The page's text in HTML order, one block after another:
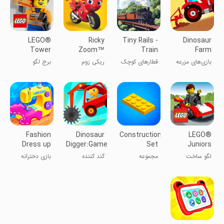
Dinosaur
Farm
Games for
kids
بازی‌های مزرعه
کودکان
Tiny Rails -
Train
Tycoon
2026
قطارهای کوچک
Ricky
Zoom™
ریکی زوم
LEGO®
Tower
برج لگو
LEGO®
Juniors
Create &
Cruise
لگو ساخت
Construction
Set
مجموعه
Dinosaur
Digger:Games
for kids
کَند کننده
Fashion
Dress up
girls games
بازی دخترانه